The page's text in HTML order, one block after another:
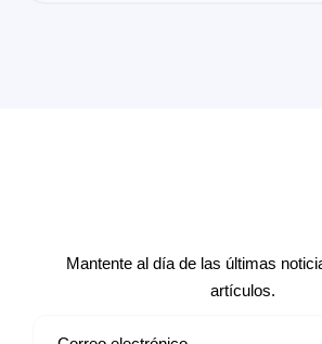
Mantente al día de las últimas
artículos.